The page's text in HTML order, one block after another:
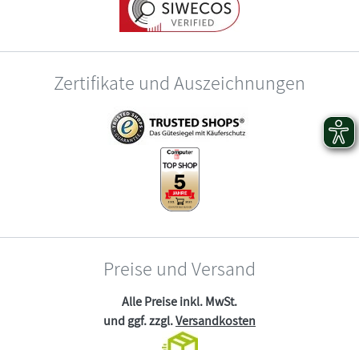
Zertifikate und Auszeichnungen
Preise und Versand
Alle Preise inkl. MwSt.
und ggf. zzgl.Versandkosten